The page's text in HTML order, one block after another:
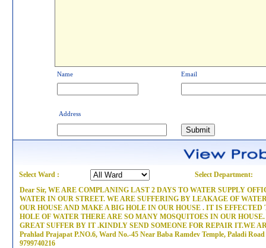
Name Email
Address
Select Ward :
Select Department:
Dear Sir, WE ARE COMPLANING LAST 2 DAYS TO WATER SUPPLY
WATER IN OUR STREET. WE ARE SUFFERING BY LEAKAGE OF
OUR HOUSE AND MAKE A BIG HOLE IN OUR HOUSE . IT IS EFFECTED
HOLE OF WATER THERE ARE SO MANY MOSQUITOES IN OUR
GREAT SUFFER BY IT .KINDLY SEND SOMEONE FOR REPAIR IT.WE
Prahlad Prajapat P.NO.6, Ward No.-45 Near Baba Ramdev Temple, Paladi
9799740216